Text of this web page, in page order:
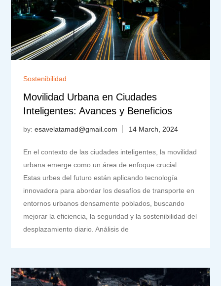
Sostenibilidad
Movilidad Urbana en Ciudades
Inteligentes: Avances y Beneficios
by:esavelatamad@gmail.com
En el contexto de las ciudades inteligentes, la movilidad
urbana emerge como un área de enfoque crucial.
Estas urbes del futuro están aplicando tecnología
innovadora para abordar los desafíos de transporte en
entornos urbanos densamente poblados, buscando
mejorar la eficiencia, la seguridad y la sostenibilidad del
desplazamiento diario. Análisis de